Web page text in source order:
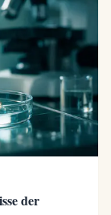
der